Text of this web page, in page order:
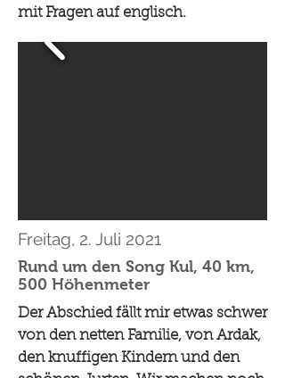
mit Fragen auf englisch.
Freitag, 2. Juli 2021
Rund um den Song Kul, 40 km,
500 Höhenmeter
Der Abschied fällt mir etwas schwer
von den netten Familie, von Ardak,
den knuffigen Kindern und den